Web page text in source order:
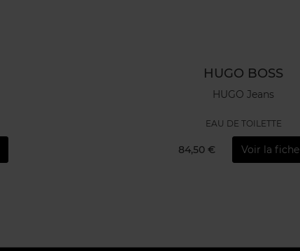
HUGO BOSS
HUGO Jeans
EAU DE TOILETTE
84,50 € Voir la fiche